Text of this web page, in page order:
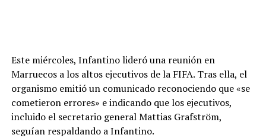
Este miércoles, Infantino lideró una reunión en
Marruecos a los altos ejecutivos de la FIFA. Tras ella, el
organismo emitió un comunicado reconociendo que «se
cometieron errores» e indicando que los ejecutivos,
incluido el secretario general Mattias Grafström,
seguían respaldando a Infantino.